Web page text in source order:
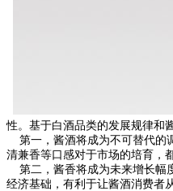
性。基于白酒品类的发展规律和
第一，酱酒将成为不可替代的
清兼香等口感对于市场的培育，
第二，酱香将成为未来增长幅
经济基础，有利于让酱酒消费者